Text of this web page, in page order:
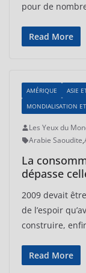
pour de
Read More
AMÉRIQUE ASIE
MONDIALISATION
Les Yeux du
Arabie Saoudite,
La
dépasse
2009 devait
de l’espoir
construire,
Read More